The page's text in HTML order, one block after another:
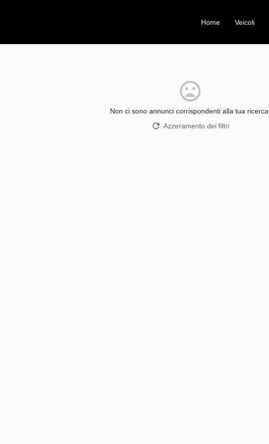
Home Veicoli
Non ci sono annunci corrispondenti alla tua ricerca.
Azzeramento dei filtri